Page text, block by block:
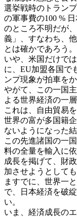
選挙戦時のトラン
の軍事費の100 %
のところ不明だが
義」、すなわち、
とは確かであろう。
いや、米国だけで
に、EU加盟各国で
ンプ現象が拍車をか
やがて、この一国
よる世界経済の一
これは、自由貿易
世界の富が多国籍
ないようになった結
この先進諸国の一
料の全量を輸入に
成長を掲げて、財
加させようとして
ますでに、世界一
で、日本経済を破
い。
いま、経済成長の